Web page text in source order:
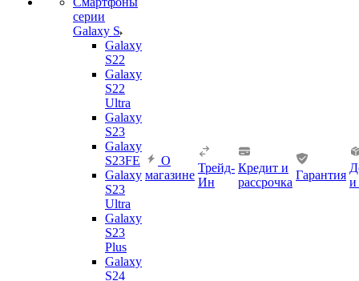
серии
Galaxy S
Galaxy
S22
Galaxy
S22
Ultra
Galaxy
S23
Galaxy
S23FE
Galaxy
S23
Ultra
Galaxy
S23
Plus
Galaxy
S24
О
магазине
Трейд-
Ин
Кредит и
рассрочка
Гарантия
и